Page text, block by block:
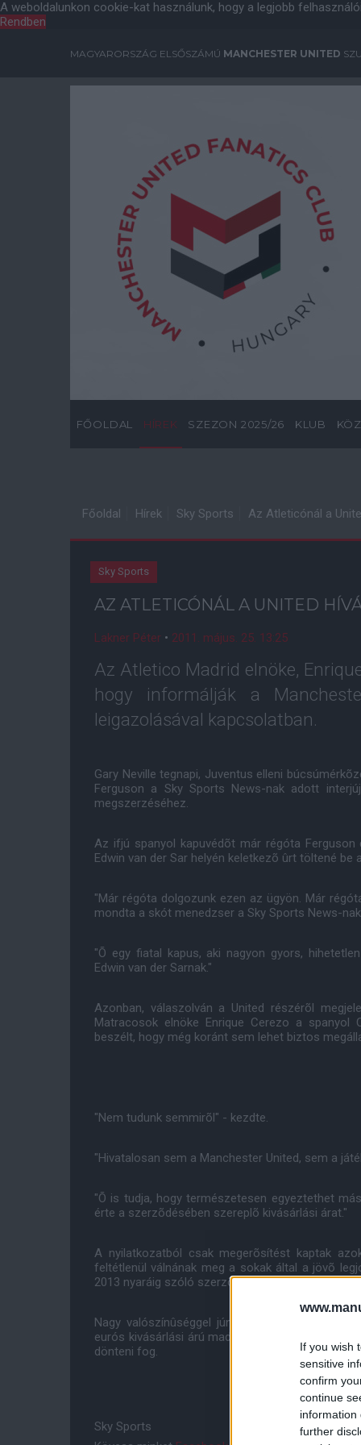
If you wish
sensitive
confirm
continue
information
further
A weboldalunkon cookie-kat használunk, hogy a legjobb
Rendben
MAGYARORSZÁG ELSŐSZÁMÚ MANCHESTER UNITED
FŐOLDAL HÍREK SZEZON 2025/26 KLUB
Főoldal Hírek Sky Sports Az Atleticónál a
Sky Sports
AZ ATLETICÓNÁL A UNITED
Lakner Péter • 2011. május. 25. 13:25
Az Atletico Madrid elnöke,
hogy informálják a
leigazolásával kapcsolatban.
Gary Neville tegnapi, Juventus elleni
Ferguson a Sky Sports News-nak adott
megszerzéséhez.
Az ifjú spanyol kapuvédõt már régóta
Edwin van der Sar helyén keletkezõ ûrt töltené
"Már régóta dolgozunk ezen az ügyön. Már
mondta a skót menedzser a Sky Sports News-
"Õ egy fiatal kapus, aki nagyon gyors,
Edwin van der Sarnak."
Azonban, válaszolván a United részérõl
Matracosok elnöke Enrique Cerezo a spanyol
beszélt, hogy még koránt sem lehet biztos
"Nem tudunk semmirõl" - kezdte.
"Hivatalosan sem a Manchester United, sem a
"Õ is tudja, hogy természetesen egyeztethet
érte a szerzõdésében szereplõ kivásárlási árat."
A nyilatkozatból csak megerõsítést kaptak
feltétlenül válnának meg a sokak által a jövõ
2013 nyaráig szóló szerzõdését
Nagy valószínûséggel június végéig az ügy
eurós kivásárlási árú madridi születésú portás
dönteni fog.
Sky Sports